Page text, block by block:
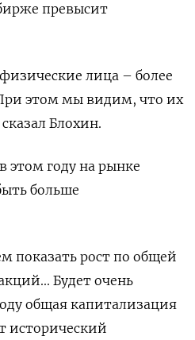
превысит
лица – более
этом мы видим, что их
Блохин.
этом году на рынке
больше
показать рост по общей
Будет очень
общая капитализация
исторический